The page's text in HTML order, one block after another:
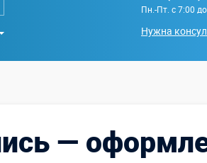
Пн.-Пт. с 7:00
Нужна
—